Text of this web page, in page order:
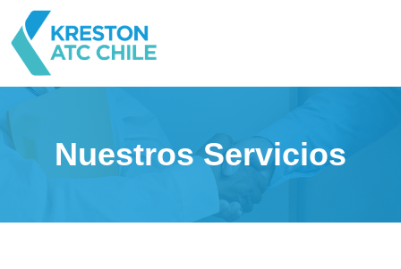
Nuestros Servicios